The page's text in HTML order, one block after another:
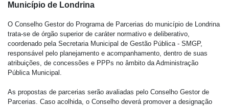
Município de Londrina
O Conselho Gestor do Programa de Parcerias do município de Londrina
trata-se de órgão superior de caráter normativo e deliberativo,
coordenado pela Secretaria Municipal de Gestão Pública - SMGP,
responsável pelo planejamento e acompanhamento, dentro de suas
atribuições, de concessões e PPPs no âmbito da Administração
Pública Municipal.
As propostas de parcerias serão avaliadas pelo Conselho Gestor de
Parcerias. Caso acolhida, o Conselho deverá promover a designação